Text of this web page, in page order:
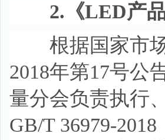
2.《LED产
根据国家市场
2018年第17号公
量分会负责执行
GB/T 36979-